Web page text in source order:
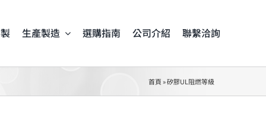
生產製造 選購指南 公司介紹 聯繫洽詢
首頁 »矽膠UL阻燃等級